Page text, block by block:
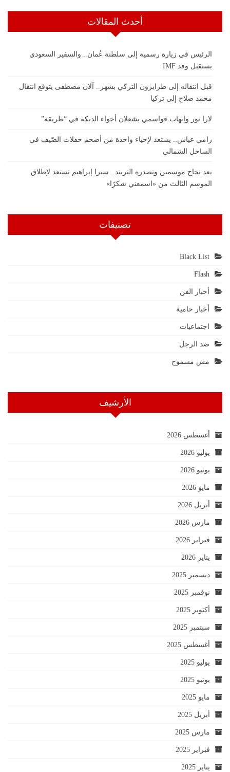
أحدث المقالات
الرئيس في زيارة رسمية إلى سلطنة عُمان.. والسفير السعودي
يستقبل وفد IMF
قبل انتقاله إلى طرابزون التركي بشهر.. آلان مصطفى يتوقع انتقال
محمد صلاح إلى تركيا
لارا نور وإيهاب قواسمي يشعلان أجواء الدبكة في “طربقة”
رامي عياش.. يستعد لإحياء واحدة من أضخم حفلات الصّيف في
الساحل الشمالي
بعد نجاح موسمين وتصدره التريند.. سيرا إبراهيم تستعد لإطلاق
الموسم الثالث من «اسمعني شكرًا»
تصنيفات
Black List
Flash
أخبار الفن
أخبار حامية
اجتماعيات
ضد الرجل
مش مسموح
الأرشيف
أغسطس 2026
يوليو 2026
يونيو 2026
مايو 2026
أبريل 2026
مارس 2026
فبراير 2026
يناير 2026
ديسمبر 2025
نوفمبر 2025
أكتوبر 2025
سبتمبر 2025
أغسطس 2025
يوليو 2025
يونيو 2025
مايو 2025
أبريل 2025
مارس 2025
فبراير 2025
يناير 2025